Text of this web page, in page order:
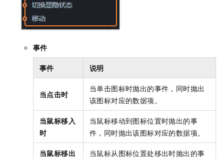
事件
事件 说明
当点击时
当单击图标时抛出的事件，同时抛出
该图标对应的数据项。
当鼠标移入
时
当鼠标移动到图标位置时抛出的事
件，同时抛出该图标对应的数据项。
当鼠标移出
当鼠标从图标位置处移出时抛出的事